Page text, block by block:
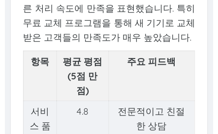
른 처리 속도에 만족을 표현했습니다. 특히
무료 교체 프로그램을 통해 새 기기로 교체
받은 고객들의 만족도가 매우 높았습니다.
항목
평균 평점
(5점 만
점)
주요 피드백
서비
스 품
4.8
전문적이고 친절
한 상담